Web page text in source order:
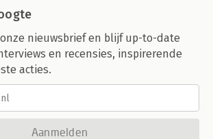
nieuwsbrief en blijf up-to-date
en recensies, inspirerende
acties.
Aanmelden